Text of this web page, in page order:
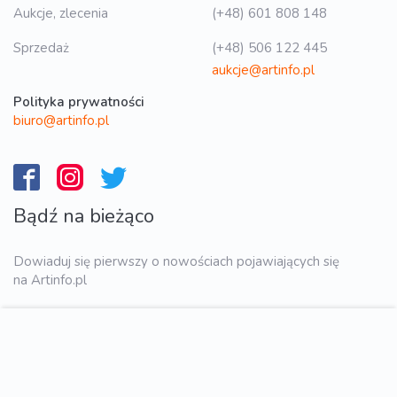
Aukcje, zlecenia
(+48) 601 808 148
Sprzedaż
(+48) 506 122 445
aukcje@artinfo.pl
Polityka prywatności
biuro@artinfo.pl
Bądź na bieżąco
Dowiaduj się pierwszy o nowościach pojawiających się
na Artinfo.pl